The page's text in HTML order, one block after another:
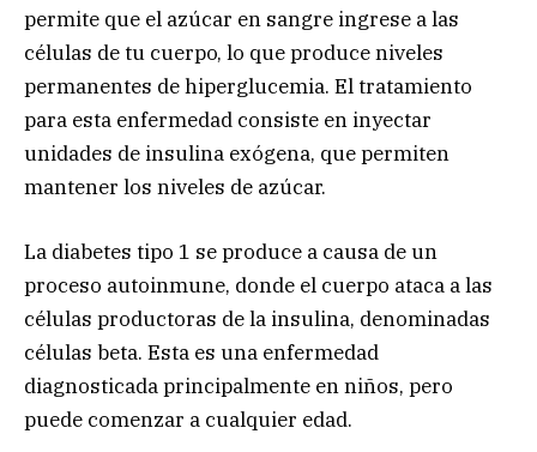
permite que el azúcar en sangre ingrese a las
células de tu cuerpo, lo que produce niveles
permanentes de hiperglucemia. El tratamiento
para esta enfermedad consiste en inyectar
unidades de insulina exógena, que permiten
mantener los niveles de azúcar.
La diabetes tipo 1 se produce a causa de un
proceso autoinmune, donde el cuerpo ataca a las
células productoras de la insulina, denominadas
células beta. Esta es una enfermedad
diagnosticada principalmente en niños, pero
puede comenzar a cualquier edad.